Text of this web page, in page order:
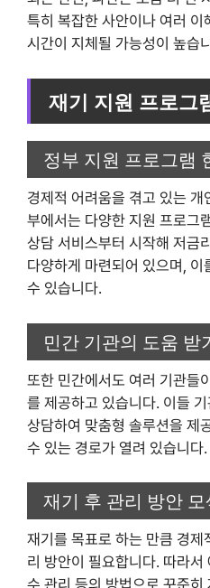
특히 복잡한 사안이나 여러
시간이 지체될 가능성이 높습
재기 지원 프로그
정부 지원 프로그램
경제적 어려움을 겪고 있는 개
부에서는 다양한 지원 프로그
상담 서비스부터 시작해 저금
다양하게 마련되어 있으며, 이
수 있습니다.
민간 기관의 도움 받
또한 민간에서도 여러 기관들
를 제공하고 있습니다. 이들
상담하여 맞춤형 솔루션을 제
수 있는 경로가 열려 있습니다.
재기 후 관리 방안 모
재기를 목표로 하는 만큼 경
리 방안이 필요합니다. 따라서
수 관리 등의 방법으로 꾸준